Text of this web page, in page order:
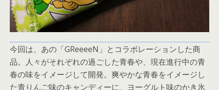
今回は、あの「GReeeeN」とコラボレーションした商
品。人々がそれぞれの過ごした青春や、現在進行中の青
春の味をイメージして開発。爽やかな青春をイメージし
た青りんご味のキャンディーに、ヨーグルト味のかき氷